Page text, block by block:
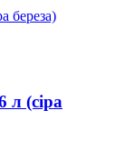
л (сіра